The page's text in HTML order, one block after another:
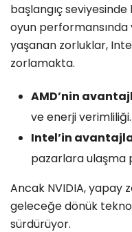
başlangıç seviyesinde
oyun performansında
yaşanan zorluklar,
zorlamakta.
AMD’nin
ve enerji verimliliği.
Intel’in
pazarlara ulaşma
Ancak NVIDIA, yapay
geleceğe dönük
sürdürüyor.